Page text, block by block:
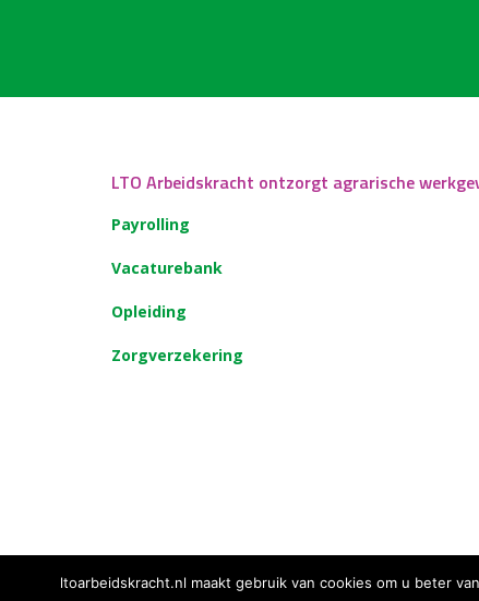
LTO Arbeidskracht ontzorgt agrarische
Payrolling
Vacaturebank
Opleiding
Zorgverzekering
ltoarbeidskracht.nl maakt gebruik van cookies om u beter